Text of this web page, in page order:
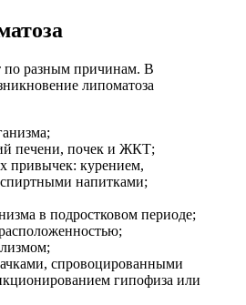
по разным причинам. В
липоматоза
печени, почек и ЖКТ;
привычек: курением,
напитками;
в подростковом периоде;
спровоцированными
гипофиза или